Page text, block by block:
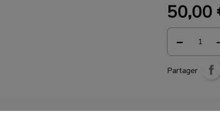
50,00
Partager